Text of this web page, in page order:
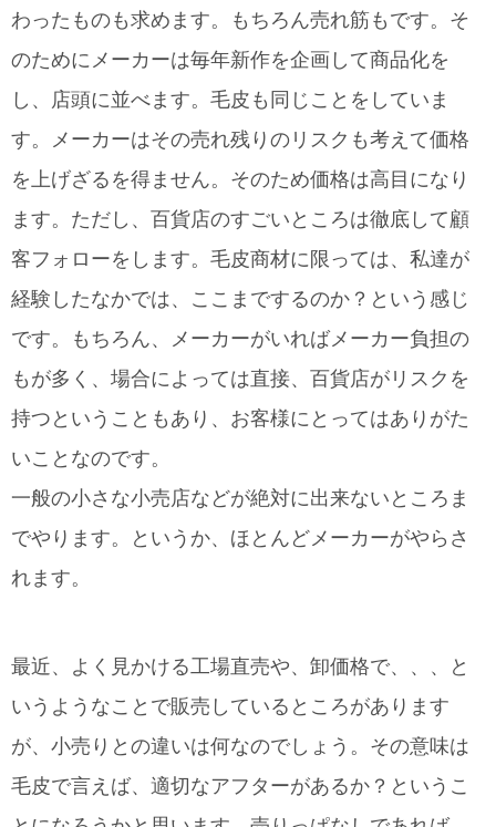
わったものも求めます。もちろん売れ筋もです。そ
のためにメーカーは毎年新作を企画して商品化を
し、店頭に並べます。毛皮も同じことをしていま
す。メーカーはその売れ残りのリスクも考えて価格
を上げざるを得ません。そのため価格は高目になり
ます。ただし、百貨店のすごいところは徹底して顧
客フォローをします。毛皮商材に限っては、私達が
経験したなかでは、ここまでするのか？という感じ
です。もちろん、メーカーがいればメーカー負担の
もが多く、場合によっては直接、百貨店がリスクを
持つということもあり、お客様にとってはありがた
いことなのです。
一般の小さな小売店などが絶対に出来ないところま
でやります。というか、ほとんどメーカーがやらさ
れます。
最近、よく見かける工場直売や、卸価格で、、、と
いうようなことで販売しているところがあります
が、小売りとの違いは何なのでしょう。その意味は
毛皮で言えば、適切なアフターがあるか？というこ